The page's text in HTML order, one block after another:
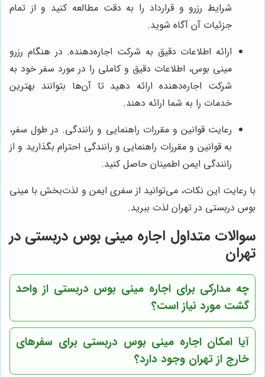
شرایط رزرو و قرارداد را به دقت مطالعه کنید و از تمام
جزئیات آن آگاه شوید.
ارائه اطلاعات دقیق به شرکت اجاره‌دهنده. در هنگام رزرو
مینی بوس، اطلاعات دقیق و کاملی را در مورد سفر خود به
شرکت اجاره‌دهنده ارائه دهید تا آن‌ها بتوانند بهترین
خدمات را به شما ارائه دهند.
رعایت قوانین و مقررات راهنمایی و رانندگی. در طول سفر،
به قوانین و مقررات راهنمایی و رانندگی احترام بگذارید و از
رانندگی ایمن اطمینان حاصل کنید.
با رعایت این نکات، می‌توانید از سفری ایمن و لذت‌بخش با مینی
بوس دربستی در تهران لذت ببرید.
سوالات متداول اجاره مینی بوس دربستی در
تهران
چه مدارکی برای اجاره مینی بوس دربستی از واحد
گشت مورد نیاز است؟
آیا امکان اجاره مینی بوس دربستی برای سفرهای
خارج از تهران وجود دارد؟